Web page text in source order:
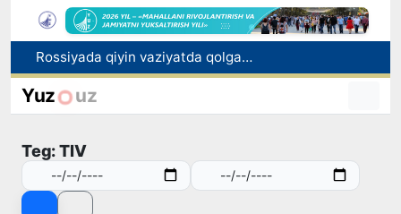
Rossiyada qiyin vaziyatda qolgan yuzlab o‘zbekistonliklar ortga qaytarildi
2030 yilgacha xavfli chiqindilarni qayta ishlash darajasi 20 foizga yetkaziladi
Oʻzbekiston ilk bor Xalqaro informatika olimpiadasi — IOI 2026ga mezbonlik qiladi
Yuz uz
Teg: TIV